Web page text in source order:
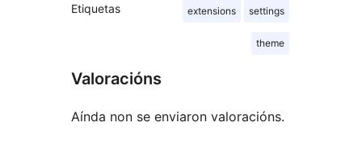
Etiquetas extensions settings
theme
Valoracións
Aínda non se enviaron valoracións.